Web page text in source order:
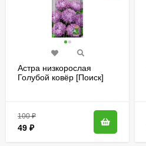
Астра низкорослая
Голубой ковёр [Поиск]
100₽
49 ₽